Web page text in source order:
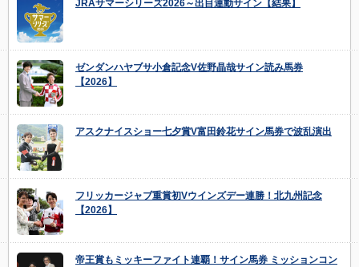
JRAサマーシリーズ2026～出目連動サイン【結果】
ゼンダンハヤブサ小倉記念V佐野晶哉サイン読み馬券
【2026】
アスクナイスショー七夕賞V富田鈴花サイン馬券で波乱演出
フリッカージャブ重賞初Vウインズデー連勝！北九州記念
【2026】
帝王賞もミッキーファイト連覇！サイン馬券 ミッションコン